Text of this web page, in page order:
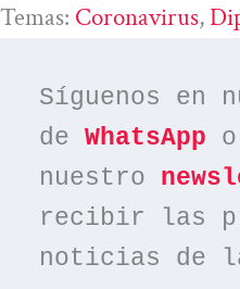
Temas: Coronavirus,
Síguenos en
de WhatsApp
nuestro
recibir las
noticias de la